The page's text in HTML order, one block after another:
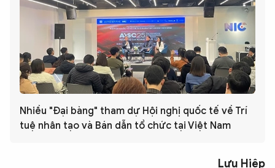
Nhiều "Đại bàng" tham dự Hội nghị quốc tế về Trí
tuệ nhân tạo và Bán dẫn tổ chức tại Việt Nam
Lưu Hiệp